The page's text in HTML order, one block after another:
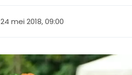
24 mei 2018, 09:00